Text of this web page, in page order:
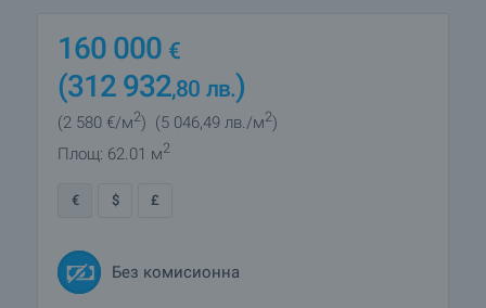
160 000 €
(312 932,80 лв.)
(2 580 €/м2) (5 046,49 лв./м2)
Площ: 62.01 м2
€ $ £
Без комисионна